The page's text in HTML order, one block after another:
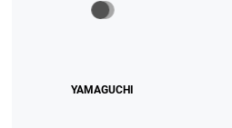
YAMAGUCHI